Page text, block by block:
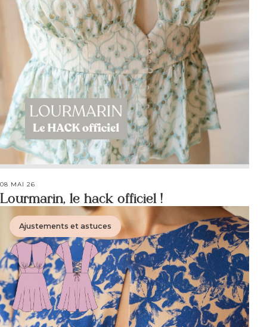
08 MAI 26
Lourmarin, le hack officiel !
Ajustements et astuces